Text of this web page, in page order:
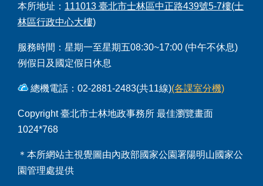
本所地址： 111013 臺北市士林區中正路439號5-7樓(士
林區行政中心大樓)
服務時間：星期一至星期五08:30~17:00 (中午不休息)
例假日及國定假日休息
總機電話：02-2881-2483(共11線)(各課室分機)
Copyright 臺北市士林地政事務所 最佳瀏覽畫面
1024*768
＊本所網站主視覺圖由內政部國家公園署陽明山國家公
園管理處提供